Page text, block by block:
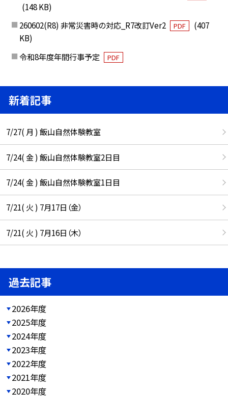
(148 KB)
260602(R8) 非常災害時の対応_R7改訂Ver2
PDF
(407
KB)
令和8年度年間行事予定
PDF
新着記事
7/27( 月 ) 飯山自然体験教室
7/24( 金 ) 飯山自然体験教室2日目
7/24( 金 ) 飯山自然体験教室1日目
7/21( 火 ) 7月17日（金）
7/21( 火 ) 7月16日（木）
過去記事
2026年度
2025年度
2024年度
2023年度
2022年度
2021年度
2020年度